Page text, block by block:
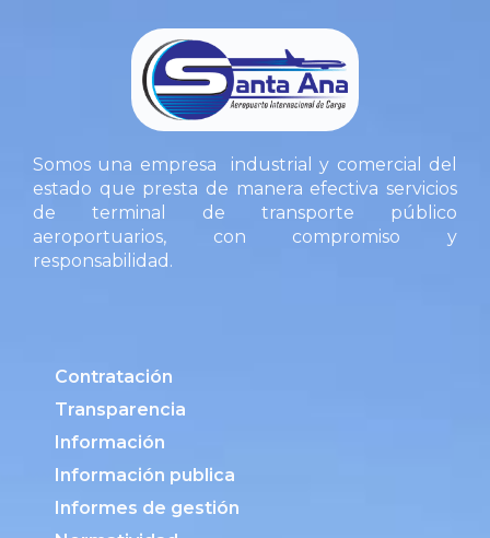
Somos una empresa industrial y comercial del
estado que presta de manera efectiva servicios
de terminal de transporte público
aeroportuarios, con compromiso y
responsabilidad.
Contratación
Transparencia
Información
Información publica
Informes de gestión